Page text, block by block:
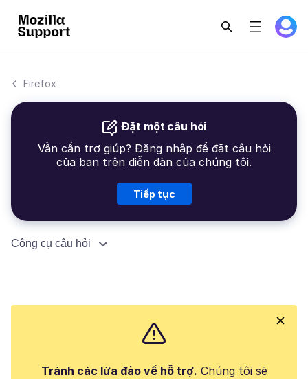
Firefox
Đặt một câu hỏi
Vẫn cần trợ giúp? Đăng nhập để đặt câu hỏi
của bạn trên diễn đàn của chúng tôi.
Tiếp tục
Công cụ câu hỏi
Tránh các lừa đảo về hỗ trợ. Chúng tôi sẽ